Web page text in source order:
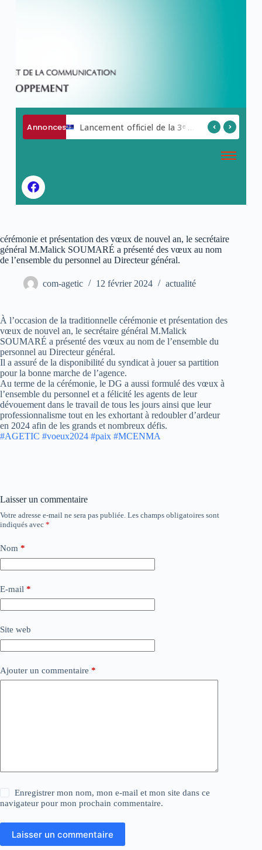
Annonces
AVIS A MANIFESTATION D ‘INTERET Lancement officiel de la 3ᵉ édition de la Semaine du Numérique.
cérémonie et présentation des vœux de nouvel an, le secrétaire
général M.Malick SOUMARÉ a présenté des vœux au nom
de l’ensemble du personnel au Directeur général.
com-agetic 12 février 2024 actualité
À l’occasion de la traditionnelle cérémonie et présentation des
vœux de nouvel an, le secrétaire général M.Malick
SOUMARÉ a présenté des vœux au nom de l’ensemble du
personnel au Directeur général.
Il a assuré de la disponibilité du syndicat à jouer sa partition
pour la bonne marche de l’agence.
Au terme de la cérémonie, le DG a aussi formulé des vœux à
l’ensemble du personnel et a félicité les agents de leur
dévouement dans le travail de tous les jours ainsi que leur
professionnalisme tout en les exhortant à redoubler d’ardeur
en 2024 afin de les grands et nombreux défis.
#AGETIC #voeux2024 #paix #MCENMA
Laisser un commentaire
Votre adresse e-mail ne sera pas publiée. Les champs obligatoires sont
indiqués avec *
Nom *
E-mail *
Site web
Ajouter un commentaire *
Enregistrer mon nom, mon e-mail et mon site dans ce
navigateur pour mon prochain commentaire.
Laisser un commentaire